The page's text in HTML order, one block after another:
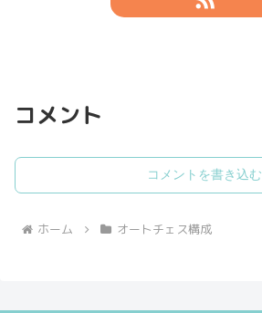
コメント
コメントを書き込む
ホーム オートチェス構成